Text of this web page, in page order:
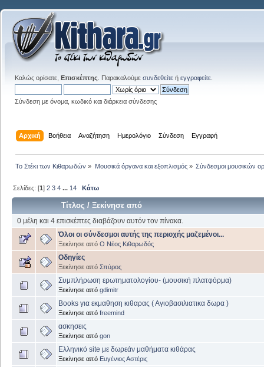
Καλώς ορίσατε, Επισκέπτης . Παρακαλούμε συνδεθείτε ή εγγραφείτε
Σύνδεση με όνομα, κωδικό και διάρκεια σύνδεσης
Αρχική Βοήθεια Αναζήτηση Ημερολόγιο Σύνδεση Εγγραφή
Το Στέκι των Κιθαρωδών » Μουσικά όργανα και εξοπλισμός» Σύνδεσμοι μουσικών
Σελίδες: [1]2 3 4 ... 14 Κάτω
Τίτλος /Ξεκίνησε από
0 μέλη και 4 επισκέπτες διαβάζουν αυτόν τον πίνακα.
Όλοι οι σύνδεσμοι αυτής της περιοχής μαζεμένοι...
Ξεκίνησε από Ο Νέος Κιθαρωδός
Οδηγίες
Ξεκίνησε από Σπύρος
Συμπλήρωση ερωτηματολογίου- (μουσική πλατφόρμα)
Ξεκίνησε από gdimitr
Books για εκμαθηση κιθαρας ( Αγιοβασιλιατικα δωρα )
Ξεκίνησε από freemind
ασκησεις
Ξεκίνησε από gon
Ελληνικό site με δωρεάν μαθήματα κιθάρας
Ξεκίνησε από Ευγένιος Αστέρις